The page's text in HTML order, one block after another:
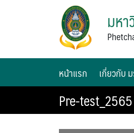
มห
หน้าแรก เกี่ยวกับ
Pre-test_2565